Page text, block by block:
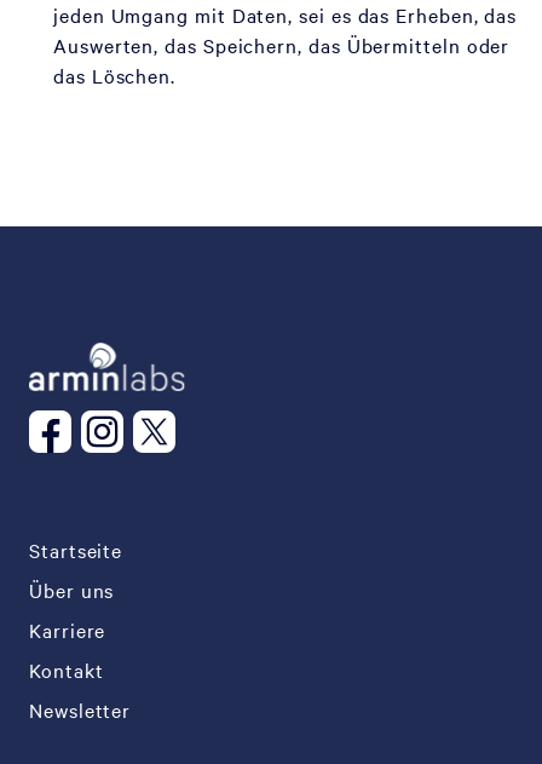
jeden Umgang mit Daten, sei es das Erheben, das
Auswerten, das Speichern, das Übermitteln oder
das Löschen.
Startseite
Über uns
Karriere
Kontakt
Newsletter